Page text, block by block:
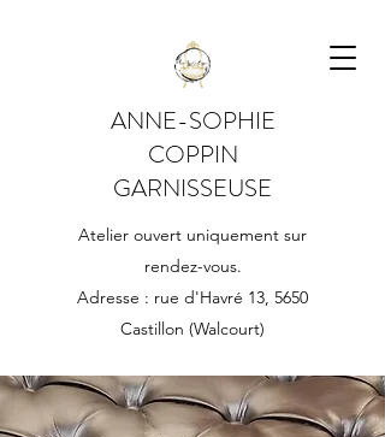
ANNE-SOPHIE
COPPIN
GARNISSEUSE
Atelier ouvert uniquement sur
rendez-vous.
Adresse : rue d'Havré 13, 5650
Castillon (Walcourt)